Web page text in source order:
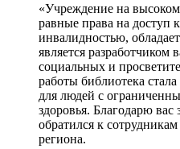
«Учреждение на
равные права на
инвалидностью,
является
социальных и
работы библиотека
для людей с
здоровья. Благодарю
обратился к
региона.